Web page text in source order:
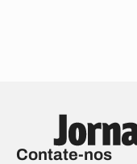
Contate-nos